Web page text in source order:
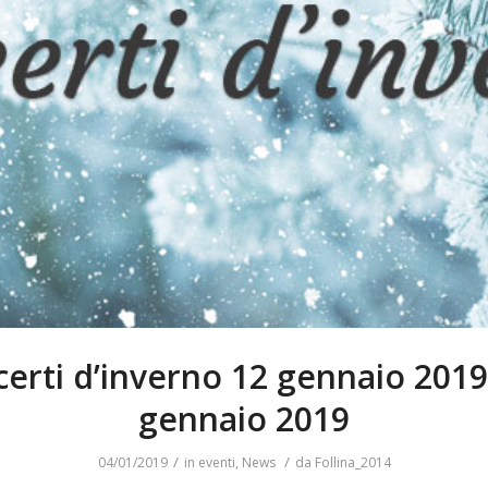
d’inverno 12 gennaio
gennaio 2019
04/01/2019 / in eventi, News / da Follina_2014